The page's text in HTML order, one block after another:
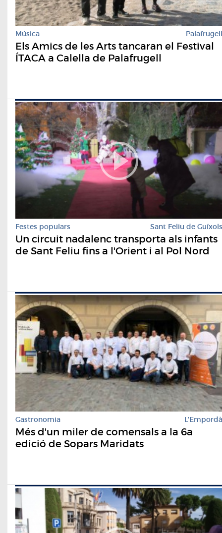
Música Palafrugell
Els Amics de les Arts tancaran el Festival
ÍTACA a Calella de Palafrugell
Festes populars Sant Feliu de Guíxols
Un circuit nadalenc transporta als infants
de Sant Feliu fins a l'Orient i al Pol Nord
Gastronomia L'Empordà
Més d'un miler de comensals a la 6a
edició de Sopars Maridats